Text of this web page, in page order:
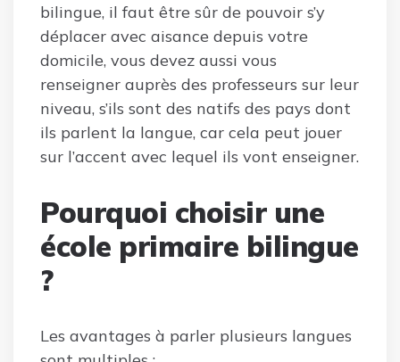
bilingue, il faut être sûr de pouvoir s’y
déplacer avec aisance depuis votre
domicile, vous devez aussi vous
renseigner auprès des professeurs sur leur
niveau, s’ils sont des natifs des pays dont
ils parlent la langue, car cela peut jouer
sur l’accent avec lequel ils vont enseigner.
Pourquoi choisir une
école primaire bilingue
?
Les avantages à parler plusieurs langues